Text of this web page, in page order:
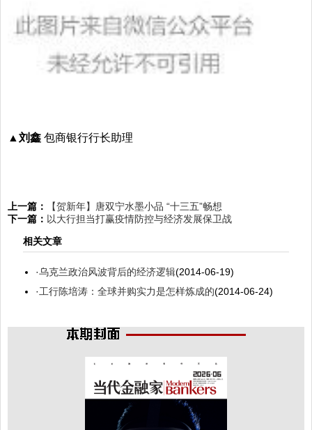
▲刘鑫 包商银行行长助理
上一篇：
【贺新年】唐双宁水墨小品 “十三五”畅想
下一篇： 以大行担当打赢疫情防控与经济发展保卫战
相关文章
·乌克兰政治风波背后的经济逻辑(2014-06-19)
·工行陈培涛：全球并购实力是怎样炼成的(2014-06-24)